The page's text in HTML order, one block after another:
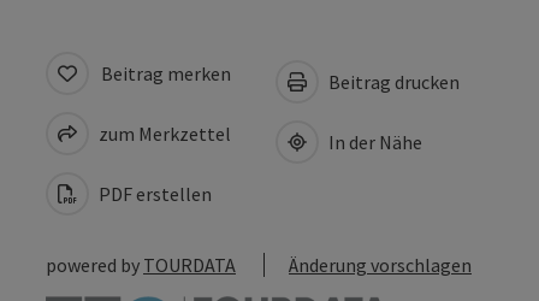
Beitrag merken
zum Merkzettel
PDF erstellen
Beitrag drucken
In der Nähe
powered by TOURDATA Änderung vorschlagen